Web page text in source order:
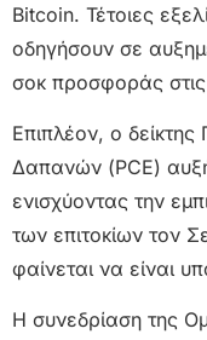
Bitcoin. Τέτοιες
οδηγήσουν σε
σοκ προσφοράς
Επιπλέον, ο
Δαπανών (PCE)
ενισχύοντας την
των επιτοκίων τον
φαίνεται να είναι
Η συνεδρίαση της